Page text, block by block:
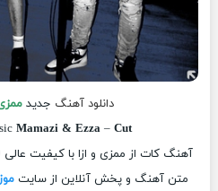
دانلود آهنگ جدید
Mamazi & Ezza– Cut
متن آهنگ و پخش آنلاین از سایت